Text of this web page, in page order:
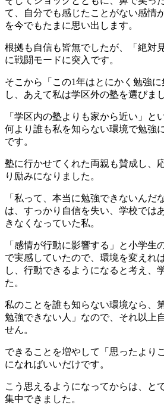
て、自分でも感じたことがない感情
を今でもたまに思い出します。
根拠も自信も皆無でしたが、「絶対
に戦闘モードに突入です。
そこから「この1年はとにかく勉強
し、あえて私は学区外の塾を選びまし
「学区内の塾よりも家から近い」と
何より誰も私を知らない環境で勉強
です。
塾に行かせてくれた両親も賛成し、
り励みになりました。
「私って、本当に勉強できないん
は、すっかり自信を失い、学校では
きなくなっていた私。
「感情が行動に影響する」と小学生
で実感していたので、環境を変えれ
し、行動できるようになると考え、
た。
私のことを誰も知らない環境なら、
勉強できない人」なので、それ以上
せん。
できることを増やして「思ったより
になればいいだけです。
こう思えるようになってからは、と
集中できました。